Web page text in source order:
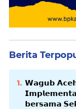
Berita
𝗪𝗮𝗴𝘂𝗯
𝗯𝗲𝗿𝘀𝗮𝗺𝗮